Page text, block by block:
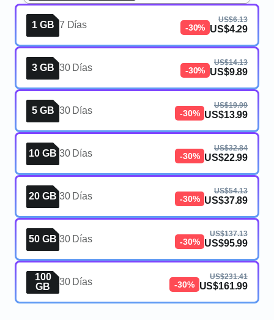
1 GB 7 Días -30%
US$6.13
US$4.29
3 GB 30 Días -30%
US$14.13
US$9.89
5 GB 30 Días -30%
US$19.99
US$13.99
10 GB 30 Días -30%
US$32.84
US$22.99
20 GB 30 Días -30%
US$54.13
US$37.89
50 GB 30 Días -30%
US$137.13
US$95.99
100
GB
30 Días -30%
US$231.41
US$161.99